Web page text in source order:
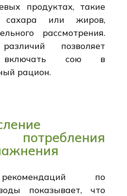
продуктах, такие
сахара или жиров,
рассмотрения.
позволяет
включать сою в
рацион.
потребления
по
показывает, что